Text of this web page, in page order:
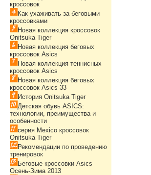
кроссовок
Как ухаживать за беговыми
кроссовками
Новая коллекция кроссовок
Onitsuka Tiger
Новая коллекция беговых
кроссовок Asics
Новая коллекция теннисных
кроссовок Asics
Новая коллекция беговых
кроссовок Asics 33
История Onitsuka Tiger
Детская обувь ASICS:
технологии, преимущества и
особенности
серия Mexico кроссовок
Onitsuka Tiger
Рекомендации по проведению
тренировок
Беговые кроссовки Asics
Осень-Зима 2013